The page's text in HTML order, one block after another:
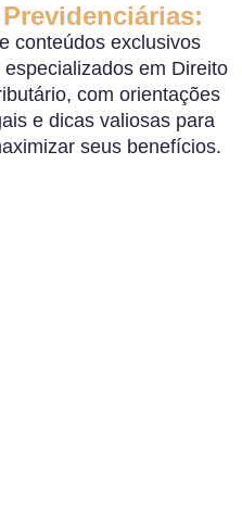
Previdenciárias:
conteúdos exclusivos
em Direito
com orientações
e dicas valiosas para
seus benefícios.